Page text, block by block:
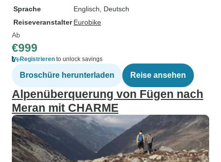
Sprache
Englisch, Deutsch
Reiseveranstalter Eurobike
Ab
€999
Registrieren to unlock savings
Broschüre herunterladen Reise ansehen
Alpenüberquerung von Fügen nach
Meran mit CHARME